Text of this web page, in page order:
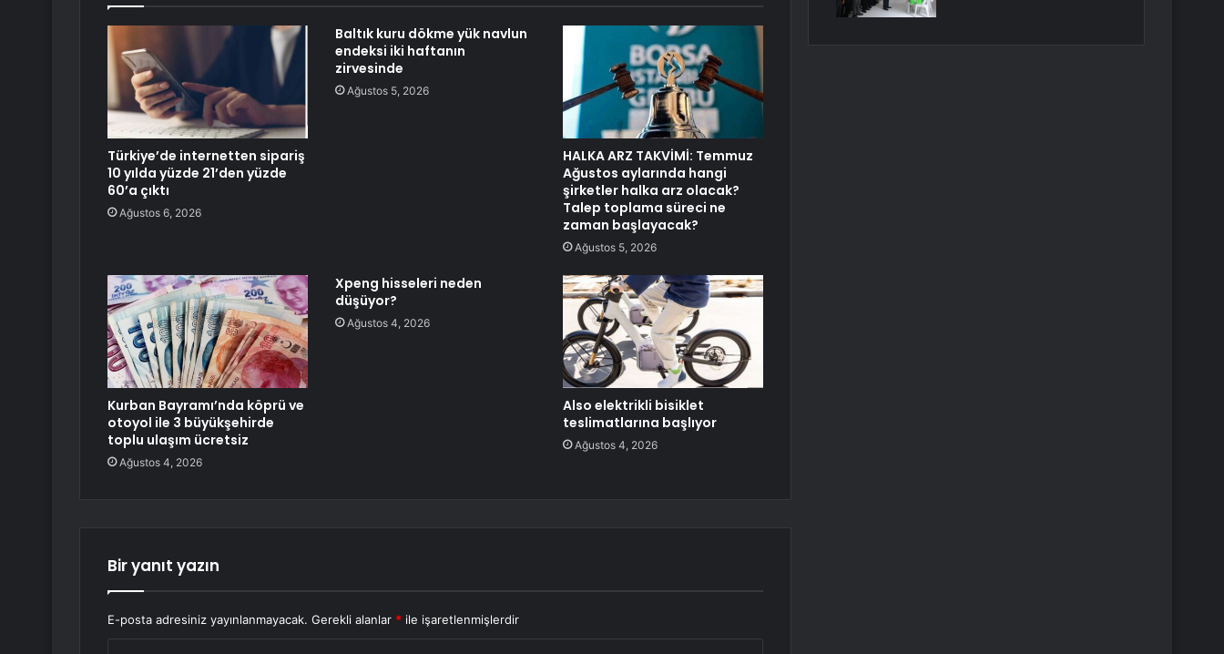
Türkiye’de internetten sipariş
10 yılda yüzde 21’den yüzde
60’a çıktı
Ağustos 6, 2026
Baltık kuru dökme yük navlun
endeksi iki haftanın
zirvesinde
Ağustos 5, 2026
HALKA ARZ TAKVİMİ: Temmuz
Ağustos aylarında hangi
şirketler halka arz olacak?
Talep toplama süreci ne
zaman başlayacak?
Ağustos 5, 2026
Kurban Bayramı’nda köprü ve
otoyol ile 3 büyükşehirde
toplu ulaşım ücretsiz
Ağustos 4, 2026
Xpeng hisseleri neden
düşüyor?
Ağustos 4, 2026
Also elektrikli bisiklet
teslimatlarına başlıyor
Ağustos 4, 2026
Bir yanıt yazın
E-posta adresiniz yayınlanmayacak. Gerekli alanlar * ile işaretlenmişlerdir